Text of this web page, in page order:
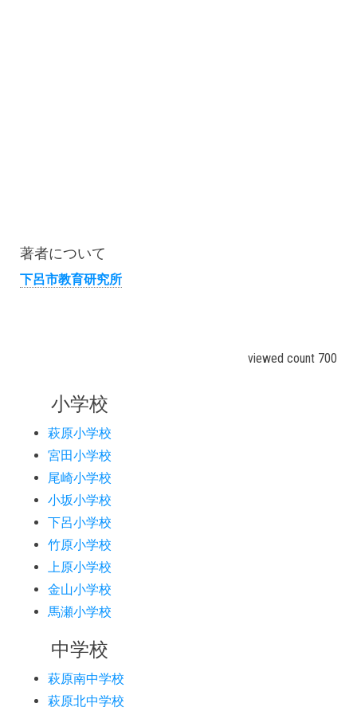
著者について
下呂市教育研究所
viewed count 700
小学校
萩原小学校
宮田小学校
尾崎小学校
小坂小学校
下呂小学校
竹原小学校
上原小学校
金山小学校
馬瀬小学校
中学校
萩原南中学校
萩原北中学校